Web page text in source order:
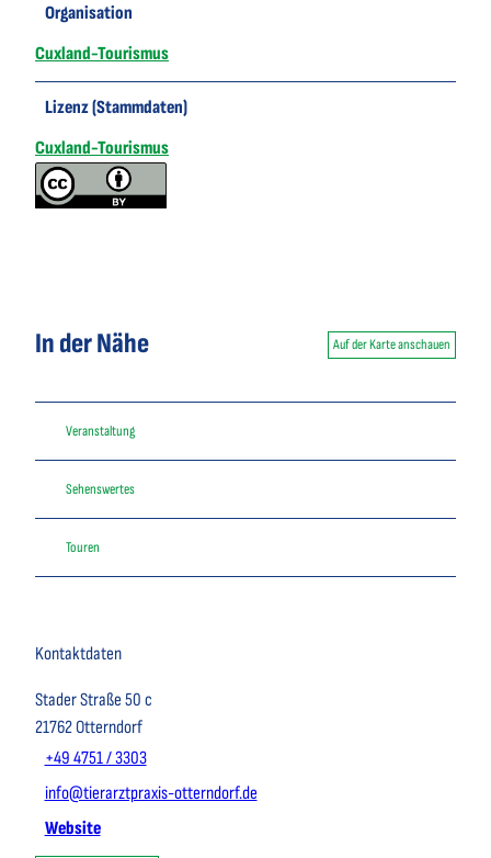
Organisation
Cuxland-Tourismus
Lizenz (Stammdaten)
Cuxland-Tourismus
In der Nähe Auf der Karte anschauen
Veranstaltung
Sehenswertes
Touren
Kontaktdaten
Stader Straße 50 c
21762 Otterndorf
+49 4751 / 3303
info@tierarztpraxis-otterndorf.de
Website